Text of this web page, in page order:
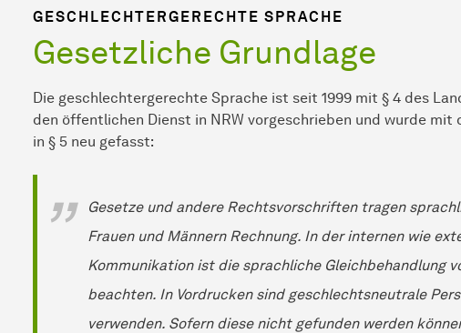
GESCHLECHTERGERECHTE SPRACHE
Gesetzliche Grundlage
Die geschlechtergerechte Sprache ist seit 1999 mit § 4 des
den öffentlichen Dienst in NRW vorgeschrieben und wurde mit
in § 5 neu gefasst:
Gesetze und andere Rechtsvorschriften tragen
Frauen und Männern Rechnung. In der internen wie
Kommunikation ist die sprachliche Gleichbehandlung
beachten. In Vordrucken sind geschlechtsneutrale
verwenden. Sofern diese nicht gefunden werden